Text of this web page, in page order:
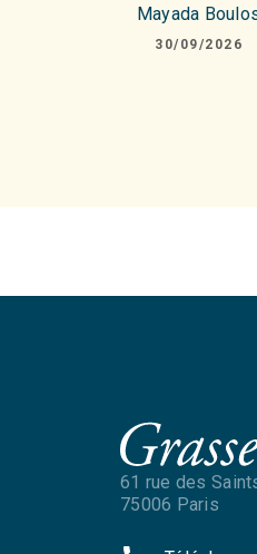
Mayada
30/09/2026
61 rue des
75006 Paris